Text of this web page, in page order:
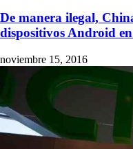
De manera ilegal,
dispositivos Android
noviembre 15, 2016